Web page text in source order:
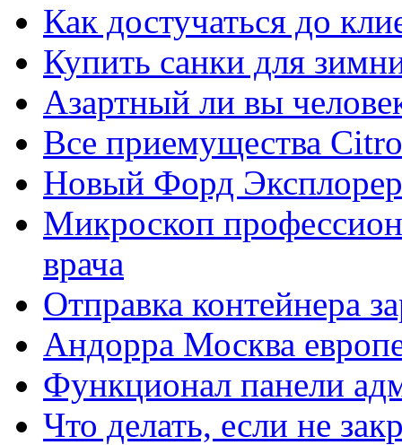
Как достучаться до
Купить санки для
Азартный ли вы
Все приемущества
Новый Форд
Микроскоп
врача
Отправка контейнера
Андорра Москва
Функционал панели
Что делать, если не